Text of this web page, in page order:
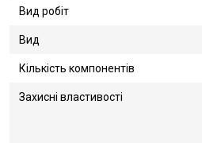
Вид робіт
Вид
Кількість компонентів
Захисні властивості